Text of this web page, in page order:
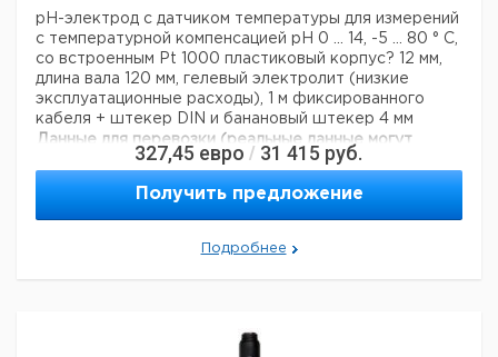
pH-электрод с датчиком температуры для измерений
с температурной компенсацией pH 0 ... 14, -5 ... 80 ° C,
со встроенным Pt 1000 пластиковый корпус? 12 мм,
длина вала 120 мм, гелевый электролит (низкие
эксплуатационные расходы), 1 м фиксированного
кабеля + штекер DIN и банановый штекер 4 мм
Данные для перевозки (реальные данные могут
Страна происхождения:Германия
327,45 евро / 31 415 руб.
Получить предложение
Подробнее